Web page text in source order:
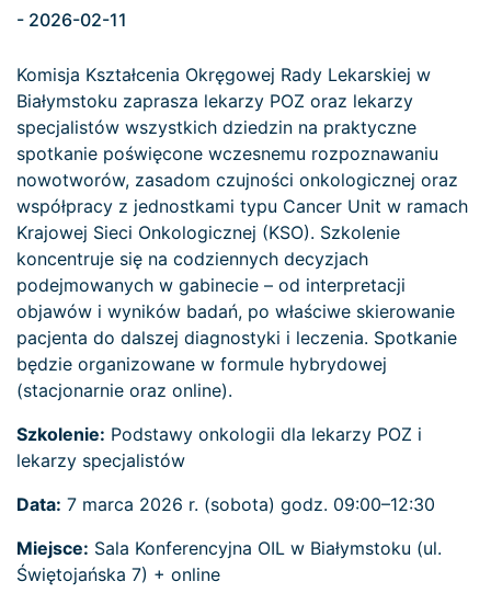
- 2026-02-11
Komisja Kształcenia Okręgowej Rady Lekarskiej w
Białymstoku zaprasza lekarzy POZ oraz lekarzy
specjalistów wszystkich dziedzin na praktyczne
spotkanie poświęcone wczesnemu rozpoznawaniu
nowotworów, zasadom czujności onkologicznej oraz
współpracy z jednostkami typu Cancer Unit w ramach
Krajowej Sieci Onkologicznej (KSO). Szkolenie
koncentruje się na codziennych decyzjach
podejmowanych w gabinecie – od interpretacji
objawów i wyników badań, po właściwe skierowanie
pacjenta do dalszej diagnostyki i leczenia. Spotkanie
będzie organizowane w formule hybrydowej
(stacjonarnie oraz online).
Szkolenie: Podstawy onkologii dla lekarzy POZ i
lekarzy specjalistów
Data: 7 marca 2026 r. (sobota) godz. 09:00–12:30
Miejsce: Sala Konferencyjna OIL w Białymstoku (ul.
Świętojańska 7) + online